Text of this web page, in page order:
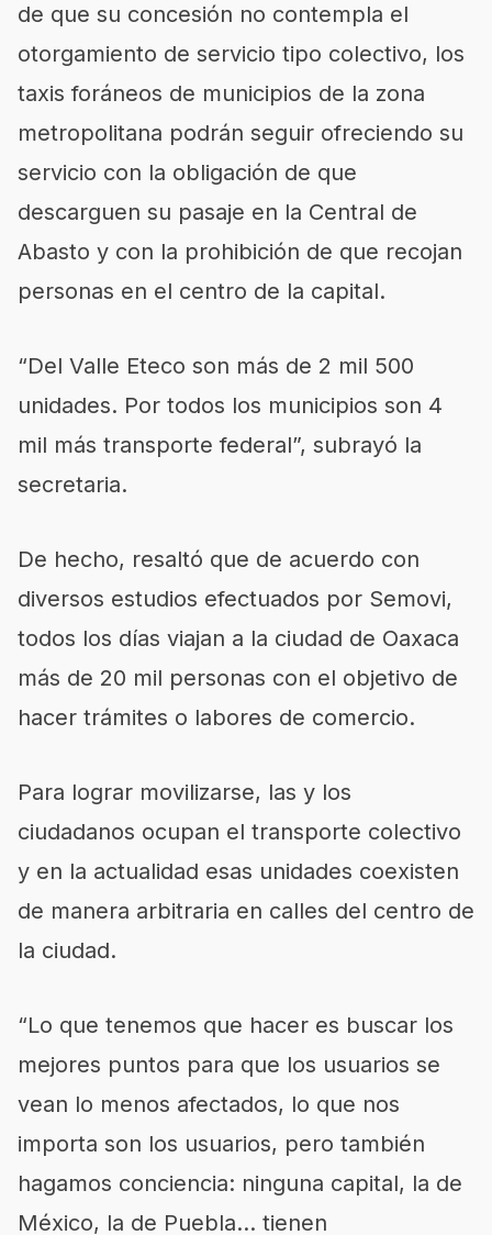
de que su concesión no contempla el
otorgamiento de servicio tipo colectivo, los
taxis foráneos de municipios de la zona
metropolitana podrán seguir ofreciendo su
servicio con la obligación de que
descarguen su pasaje en la Central de
Abasto y con la prohibición de que recojan
personas en el centro de la capital.
“Del Valle Eteco son más de 2 mil 500
unidades. Por todos los municipios son 4
mil más transporte federal”, subrayó la
secretaria.
De hecho, resaltó que de acuerdo con
diversos estudios efectuados por Semovi,
todos los días viajan a la ciudad de Oaxaca
más de 20 mil personas con el objetivo de
hacer trámites o labores de comercio.
Para lograr movilizarse, las y los
ciudadanos ocupan el transporte colectivo
y en la actualidad esas unidades coexisten
de manera arbitraria en calles del centro de
la ciudad.
“Lo que tenemos que hacer es buscar los
mejores puntos para que los usuarios se
vean lo menos afectados, lo que nos
importa son los usuarios, pero también
hagamos conciencia: ninguna capital, la de
México, la de Puebla… tienen